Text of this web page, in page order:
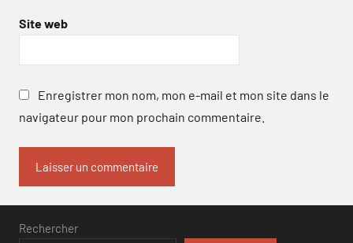
Site web
Enregistrer mon nom, mon e-mail et mon site dans le
navigateur pour mon prochain commentaire.
Rechercher